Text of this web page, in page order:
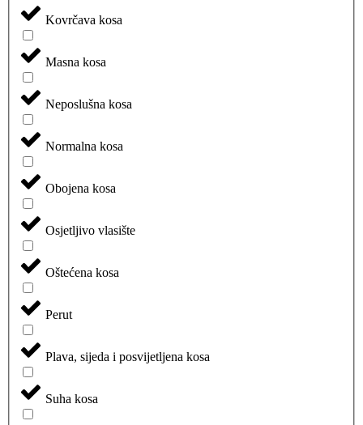
Kovrčava kosa
Masna kosa
Neposlušna kosa
Normalna kosa
Obojena kosa
Osjetljivo vlasište
Oštećena kosa
Perut
Plava, sijeda i posvijetljena kosa
Suha kosa